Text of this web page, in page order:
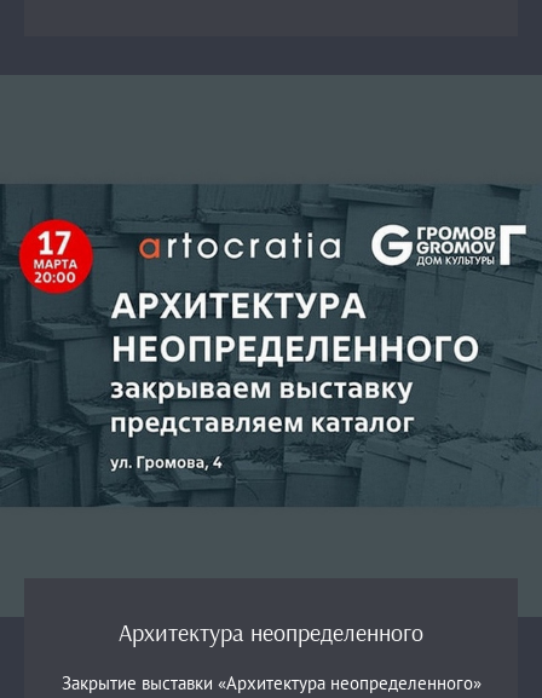
Архитектура неопределенного
Закрытие выставки «Архитектура неопределенного»